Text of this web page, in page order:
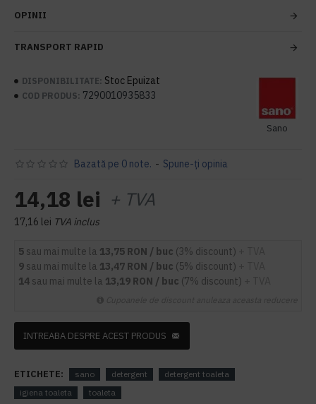
OPINII
TRANSPORT RAPID
DISPONIBILITATE: Stoc Epuizat
COD PRODUS: 7290010935833
Sano
Bazată pe 0 note. - Spune-ţi opinia
14,18 lei + TVA
17,16 lei TVA inclus
5 sau mai multe la 13,75 RON / buc (3% discount)
9 sau mai multe la 13,47 RON / buc (5% discount)
14 sau mai multe la 13,19 RON / buc (7% discount)
INTREABA DESPRE ACEST PRODUS
ETICHETE: sano detergent
detergent toaleta
igiena toaleta
toaleta